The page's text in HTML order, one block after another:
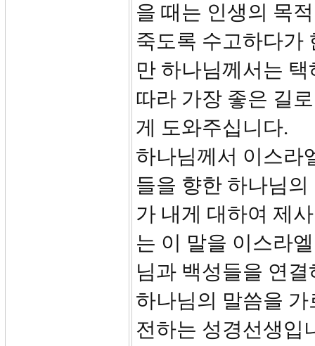
을 때는 인생의 목
죽도록 수고하다가
만 하나님께서는
따라 가장 좋은 길
게 도와주십니다.
하나님께서 이스라
들을 향한 하나님
가 내게 대하여 제
는 이 말을 이스라
님과 백성들을 연
하나님의 말씀을
전하는 성경선생입